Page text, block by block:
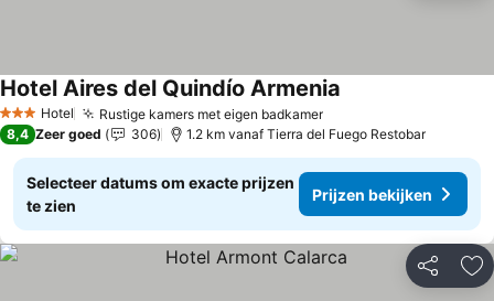
3 SterrenHotel Rustige kamers met eigen badkamer
Hotel Aires del Quindío Armenia
8,4 Zeer goed 306 1.2 km vanaf Tierra del Fuego Restobar
Selecteer datums om exacte prijzen
te zien
Prijzen bekijken
Delen